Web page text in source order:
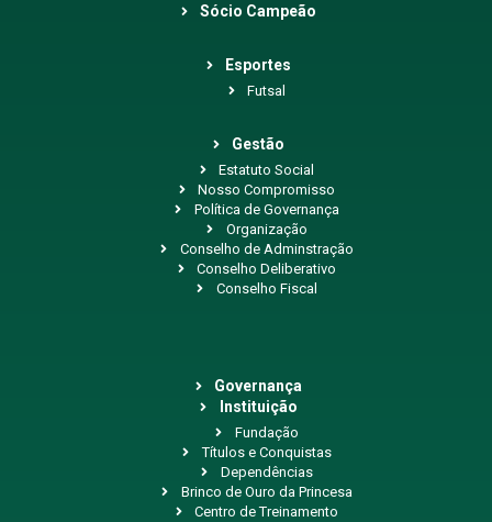
Sócio Campeão
Esportes
Futsal
Gestão
Estatuto Social
Nosso Compromisso
Política de Governança
Organização
Conselho de Adminstração
Conselho Deliberativo
Conselho Fiscal
Governança
Instituição
Fundação
Títulos e Conquistas
Dependências
Brinco de Ouro da Princesa
Centro de Treinamento